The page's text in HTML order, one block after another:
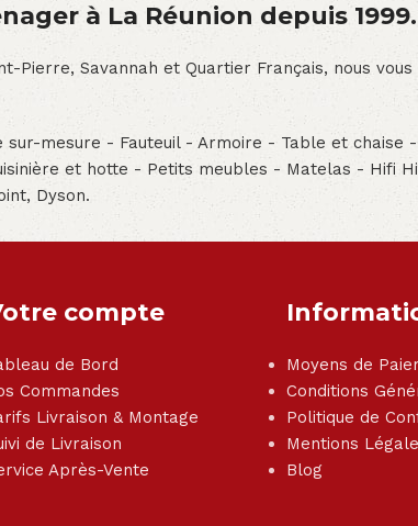
à La Réunion depuis 1999.
Pierre, Savannah et Quartier Français, nous
mesure - Fauteuil - Armoire - Table et
et hotte - Petits meubles - Matelas - Hifi
Dyson.
compte
de Bord
Commandes
Livraison & Montage
de Livraison
Après-Vente
Moyens de
Conditions
Politique de
Mentions
Blog